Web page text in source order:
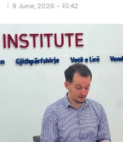
9 June, 2026 - 10:42